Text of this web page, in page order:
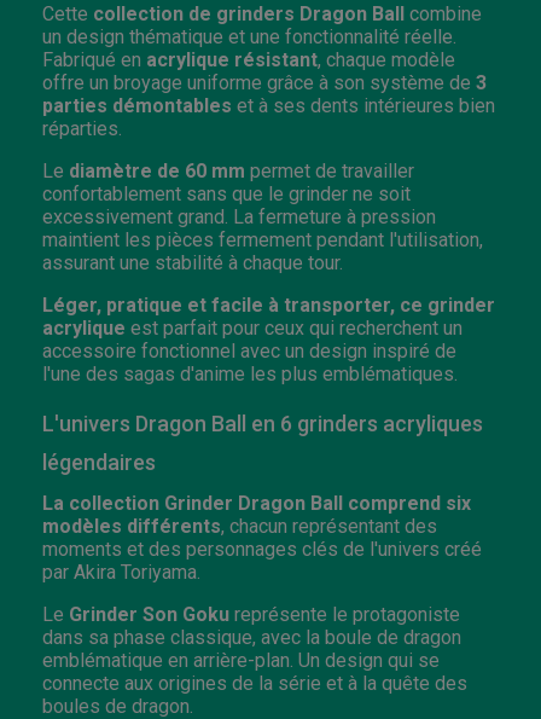
Cette collection de grinders Dragon Ball combine
un design thématique et une fonctionnalité réelle.
Fabriqué en acrylique résistant, chaque modèle
offre un broyage uniforme grâce à son système de 3
parties démontables et à ses dents intérieures bien
réparties.
Le diamètre de 60 mm permet de travailler
confortablement sans que le grinder ne soit
excessivement grand. La fermeture à pression
maintient les pièces fermement pendant l'utilisation,
assurant une stabilité à chaque tour.
Léger, pratique et facile à transporter, ce grinder
acrylique est parfait pour ceux qui recherchent un
accessoire fonctionnel avec un design inspiré de
l'une des sagas d'anime les plus emblématiques.
L'univers Dragon Ball en 6 grinders acryliques
légendaires
La collection Grinder Dragon Ball comprend six
modèles différents, chacun représentant des
moments et des personnages clés de l'univers créé
par Akira Toriyama.
Le Grinder Son Goku représente le protagoniste
dans sa phase classique, avec la boule de dragon
emblématique en arrière-plan. Un design qui se
connecte aux origines de la série et à la quête des
boules de dragon.